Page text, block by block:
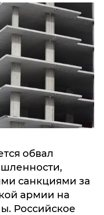
обвал
санкциями за
армии на
Российское